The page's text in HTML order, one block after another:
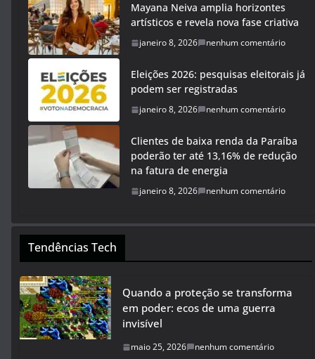
Mayana Neiva amplia horizontes
artísticos e revela nova fase criativa
janeiro 8, 2026 nenhum comentário
Eleições 2026: pesquisas eleitorais já
podem ser registradas
janeiro 8, 2026 nenhum comentário
Clientes de baixa renda da Paraíba
poderão ter até 13,16% de redução
na fatura de energia
janeiro 8, 2026 nenhum comentário
Tendências Tech
Quando a proteção se transforma
em poder: ecos de uma guerra
invisível
maio 25, 2026 nenhum comentário